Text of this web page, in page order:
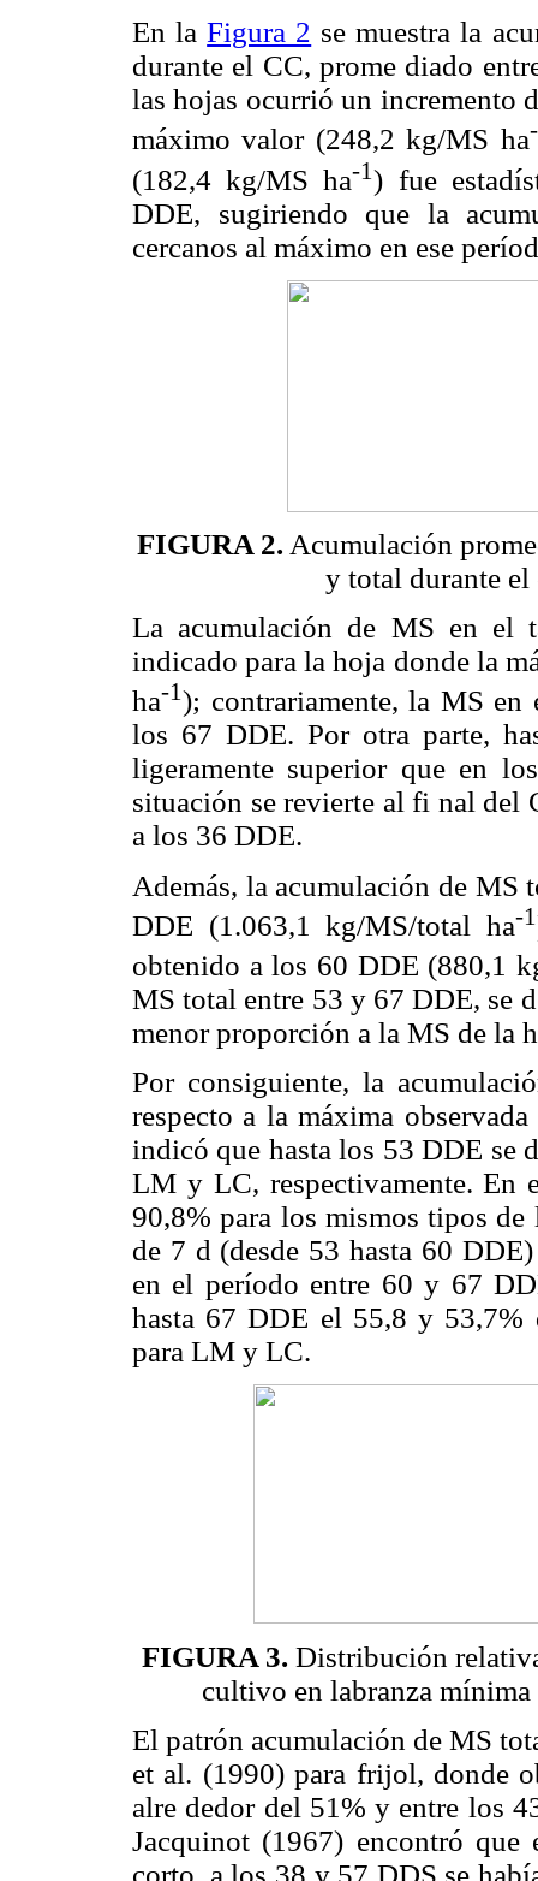
En laFigura 2 se muestra la
durante el CC, prome diado
las hojas ocurrió un incremento
máximo valor (248,2 kg/MS ha
(182,4 kg/MS ha-1) fue
DDE, sugiriendo que la
cercanos al máximo en ese
FIGURA 2. Acumulación
y total durante
La acumulación de MS en el
indicado para la hoja donde la
ha-1); contrariamente, la MS en
los 67 DDE. Por otra parte,
ligeramente superior que en
situación se revierte al fi nal del
a los 36 DDE.
Además, la acumulación de
DDE (1.063,1 kg/MS/total ha-1
obtenido a los 60 DDE (880,1
MS total entre 53 y 67 DDE, se
menor proporción a la MS de la
Por consiguiente, la
respecto a la máxima
indicó que hasta los 53 DDE se
LM y LC, respectivamente. En
90,8% para los mismos tipos de
de 7 d (desde 53 hasta 60
en el período entre 60 y 67
hasta 67 DDE el 55,8 y 53,7%
para LM y LC.
FIGURA 3. Distribución
cultivo en labranza
El patrón acumulación de MS
et al. (1990) para frijol, donde
alre dedor del 51% y entre los
Jacquinot (1967) encontró
corto, a los 38 y 57 DDS se